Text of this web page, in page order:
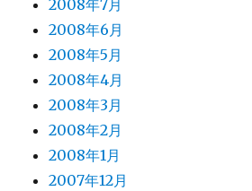
2008年7月
2008年6月
2008年5月
2008年4月
2008年3月
2008年2月
2008年1月
2007年12月